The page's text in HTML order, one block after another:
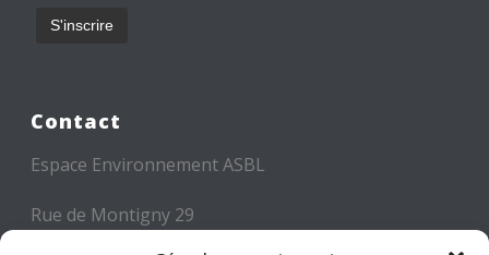
Contact
Espace Environnement ASBL
Rue de Montigny 29